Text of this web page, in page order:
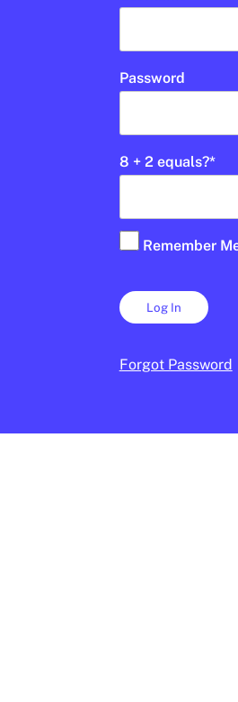
Password
8 + 2 equals?*
Remember
Forgot Password